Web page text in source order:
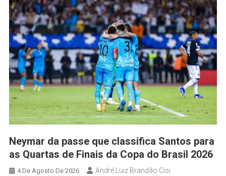
Neymar da passe que classifica Santos para
as Quartas de Finais da Copa do Brasil 2026
4 De Agosto De 2026 André Luiz Brandão Cisi